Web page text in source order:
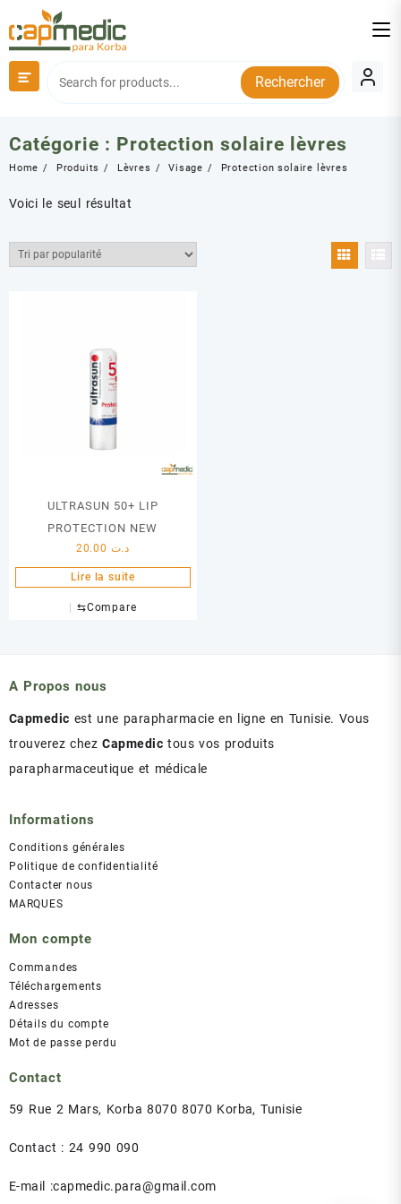
to
content
Rechercher
Catégorie : Protection solaire lèvres
Home Produits Lèvres Visage Protection solaire lèvres
Voici le seul résultat
ULTRASUN 50+ LIP
PROTECTION NEW
د.ت
Lire la suite
⇆Compare
A Propos nous
Capmedic est une parapharmacie en ligne en Tunisie. Vous
trouverez chezCapmedic tous vos produits
parapharmaceutique et médicale
Informations
Conditions générales
Politique de confidentialité
Contacter nous
MARQUES
Mon compte
Commandes
Téléchargements
Adresses
Détails du compte
Mot de passe perdu
Contact
59 Rue 2 Mars, Korba 8070 8070 Korba, Tunisie
Contact : 24 990 090
E-mail :capmedic.para@gmail.com